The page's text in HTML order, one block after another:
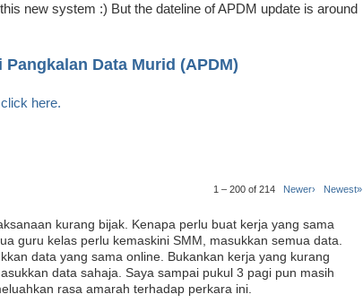
new system :) But the dateline of APDM update is around
Data Murid (APDM)
click here.
1 – 200 of 214 Newer› Newest»
kurang bijak. Kenapa perlu buat kerja yang sama
guru kelas perlu kemaskini SMM, masukkan semua data.
data yang sama online. Bukankan kerja yang kurang
data sahaja. Saya sampai pukul 3 pagi pun masih
rasa amarah terhadap perkara ini.